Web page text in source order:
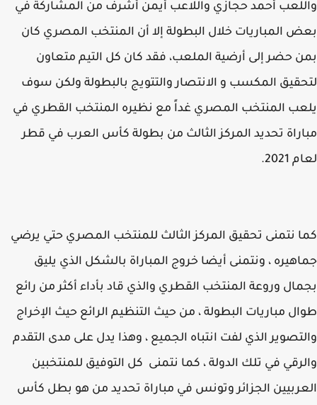
أحمد حجازي واللاعب أيمن أشرف من المشاركة في
المباريات خلال البطولة إلا أن المنتخب المصري كان
حضر إلى أرضية الملعب، فقد كان كل التيم متعاون
المكسب و الانتصار والتتويج بالبطولة ولكن سوف
المنتخب المصري غداً مع نظيره المنتخب القطري في
تحديد المركز الثالث من بطولة كأس العرب في قطر
نتمنى تحقيق المركز الثالث للمنتخب المصري حتي يرضي
، ونتمنى أيضا خروج المباراة بالشكل الذي يليق
وروعة المنتخب القطري والذي قاد بأداء أكثر من رائع
مباريات البطولة ، من حيث التنظيم الرائع حيث الإخراج
الذي لفت انتباه الجميع ، وهذا يدل على مدى التقدم
في تلك الدولة ، كما نتمنى كل التوفيق للمنتخبين
الجزائر وتونس في مباراة تحديد من هو بطل كأس